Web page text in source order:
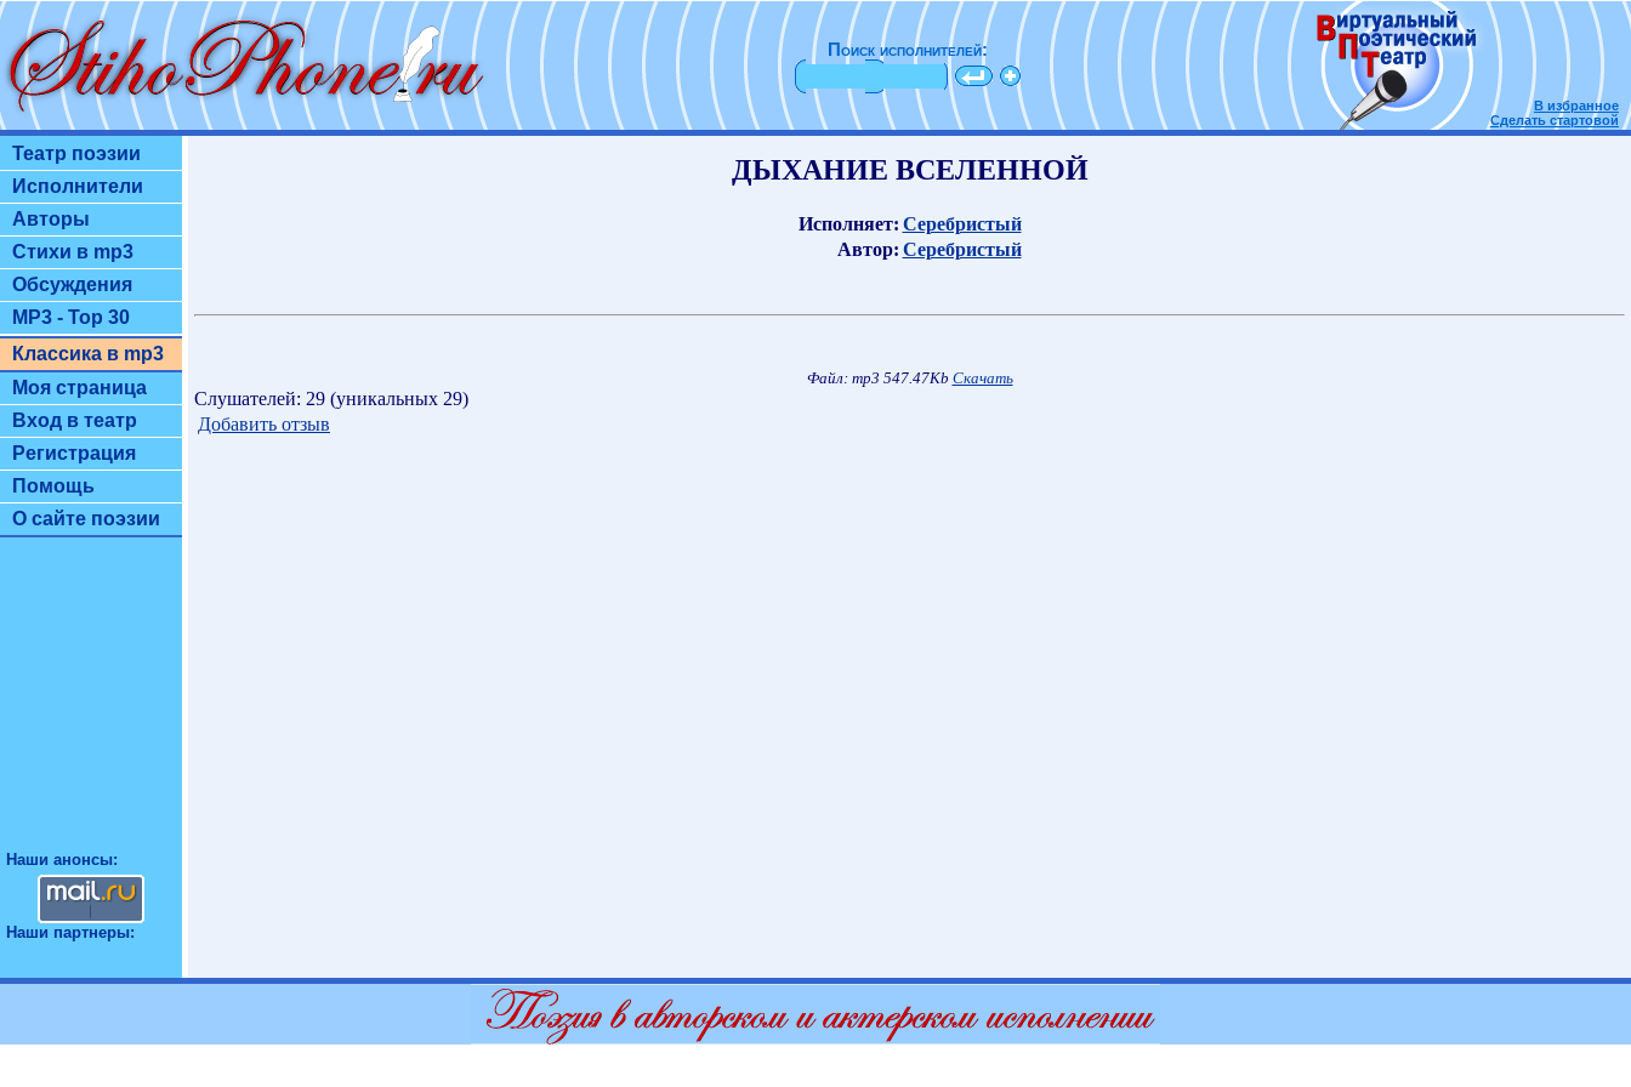
Поиск исполнителей:
В избранное
Сделать стартовой
Театр поэзии
Исполнители
Авторы
Стихи в mp3
Обсуждения
MP3 - Top 30
Классика в mp3
Моя страница
Вход в театр
Регистрация
Помощь
О сайте поэзии
Наши анонсы:
Наши партнеры:
ДЫХАНИЕ ВСЕЛЕННОЙ
Исполняет: Серебристый
Автор: Серебристый
Файл: mp3 547.47Kb Скачать
Слушателей: 29 (уникальных 29)
Добавить отзыв